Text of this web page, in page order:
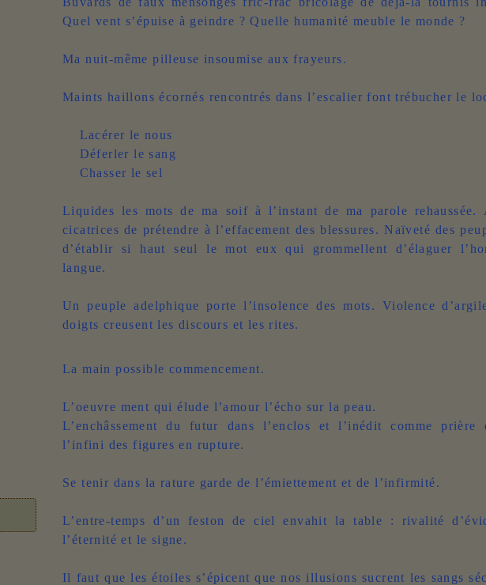
Quel vent s’épuise à geindre ? Quelle humanité meuble le monde ?
Ma nuit-même pilleuse insoumise aux frayeurs.
Maints haillons écornés rencontrés dans l’escalier font trébucher le
Lacérer le nous
Déferler le sang
Chasser le sel
Liquides les mots de ma soif à l’instant de ma parole rehaussée.
cicatrices de prétendre à l’effacement des blessures. Naïveté des
d’établir si haut seul le mot eux qui grommellent d’élaguer
langue.
Un peuple adelphique porte l’insolence des mots. Violence
doigts creusent les discours et les rites.
La main possible commencement.
L’oeuvre ment qui élude l’amour l’écho sur la peau.
L’enchâssement du futur dans l’enclos et l’inédit comme prière
l’infini des figures en rupture.
Se tenir dans la rature garde de l’émiettement et de l’infirmité.
L’entre-temps d’un feston de ciel envahit la table : rivalité
l’éternité et le signe.
Il faut que les étoiles s’épicent que nos illusions sucrent les sangs